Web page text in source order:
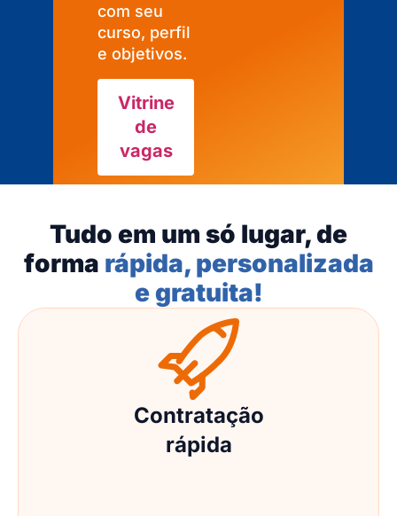
com seu
curso, perfil
e objetivos.
Vitrine
de
vagas
Tudo em um só lugar, de
forma rápida, personalizada
e gratuita!
Contratação
rápida